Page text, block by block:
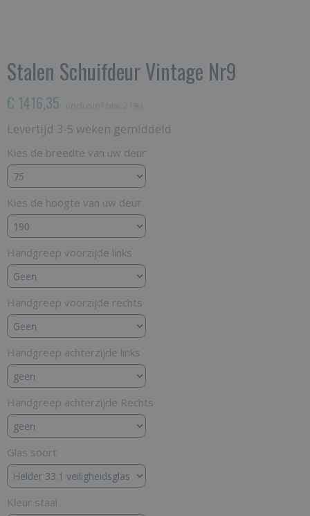
Stalen Schuifdeur Vintage Nr9
€ 1416,35
Levertijd 3-5 weken gemiddeld
Kies de breedte van uw deur
Kies de hoogte van uw deur
Handgreep voorzijde links
Handgreep voorzijde rechts
Handgreep achterzijde links
Handgreep achterzijde Rechts
Glas soort
Kleur staal